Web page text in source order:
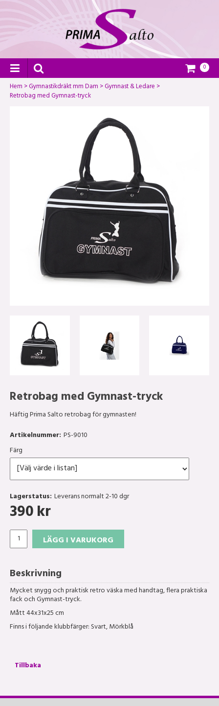
0
Hem >Gymnastikdräkt mm Dam >Gymnast & Ledare >
Retrobag med Gymnast-tryck
Retrobag med Gymnast-tryck
Häftig Prima Salto retrobag för gymnasten!
Artikelnummer: PS-9010
Färg
Lagerstatus: Leverans normalt 2-10 dgr
390kr
LÄGG I VARUKORG
Beskrivning
Mycket snygg och praktisk retro väska med handtag, flera praktiska
fack och Gymnast-tryck.
Mått 44x31x25 cm
Finns i följande klubbfärger: Svart, Mörkblå
Tillbaka